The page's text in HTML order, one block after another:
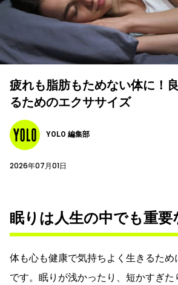
疲れも脂肪もためない体に！
るためのエクササイズ
YOLO 編集部
2026年07月01日
眠りは人生の中でも重要
体も心も健康で気持ちよく生きるた
です。眠りが浅かったり、短かすぎ